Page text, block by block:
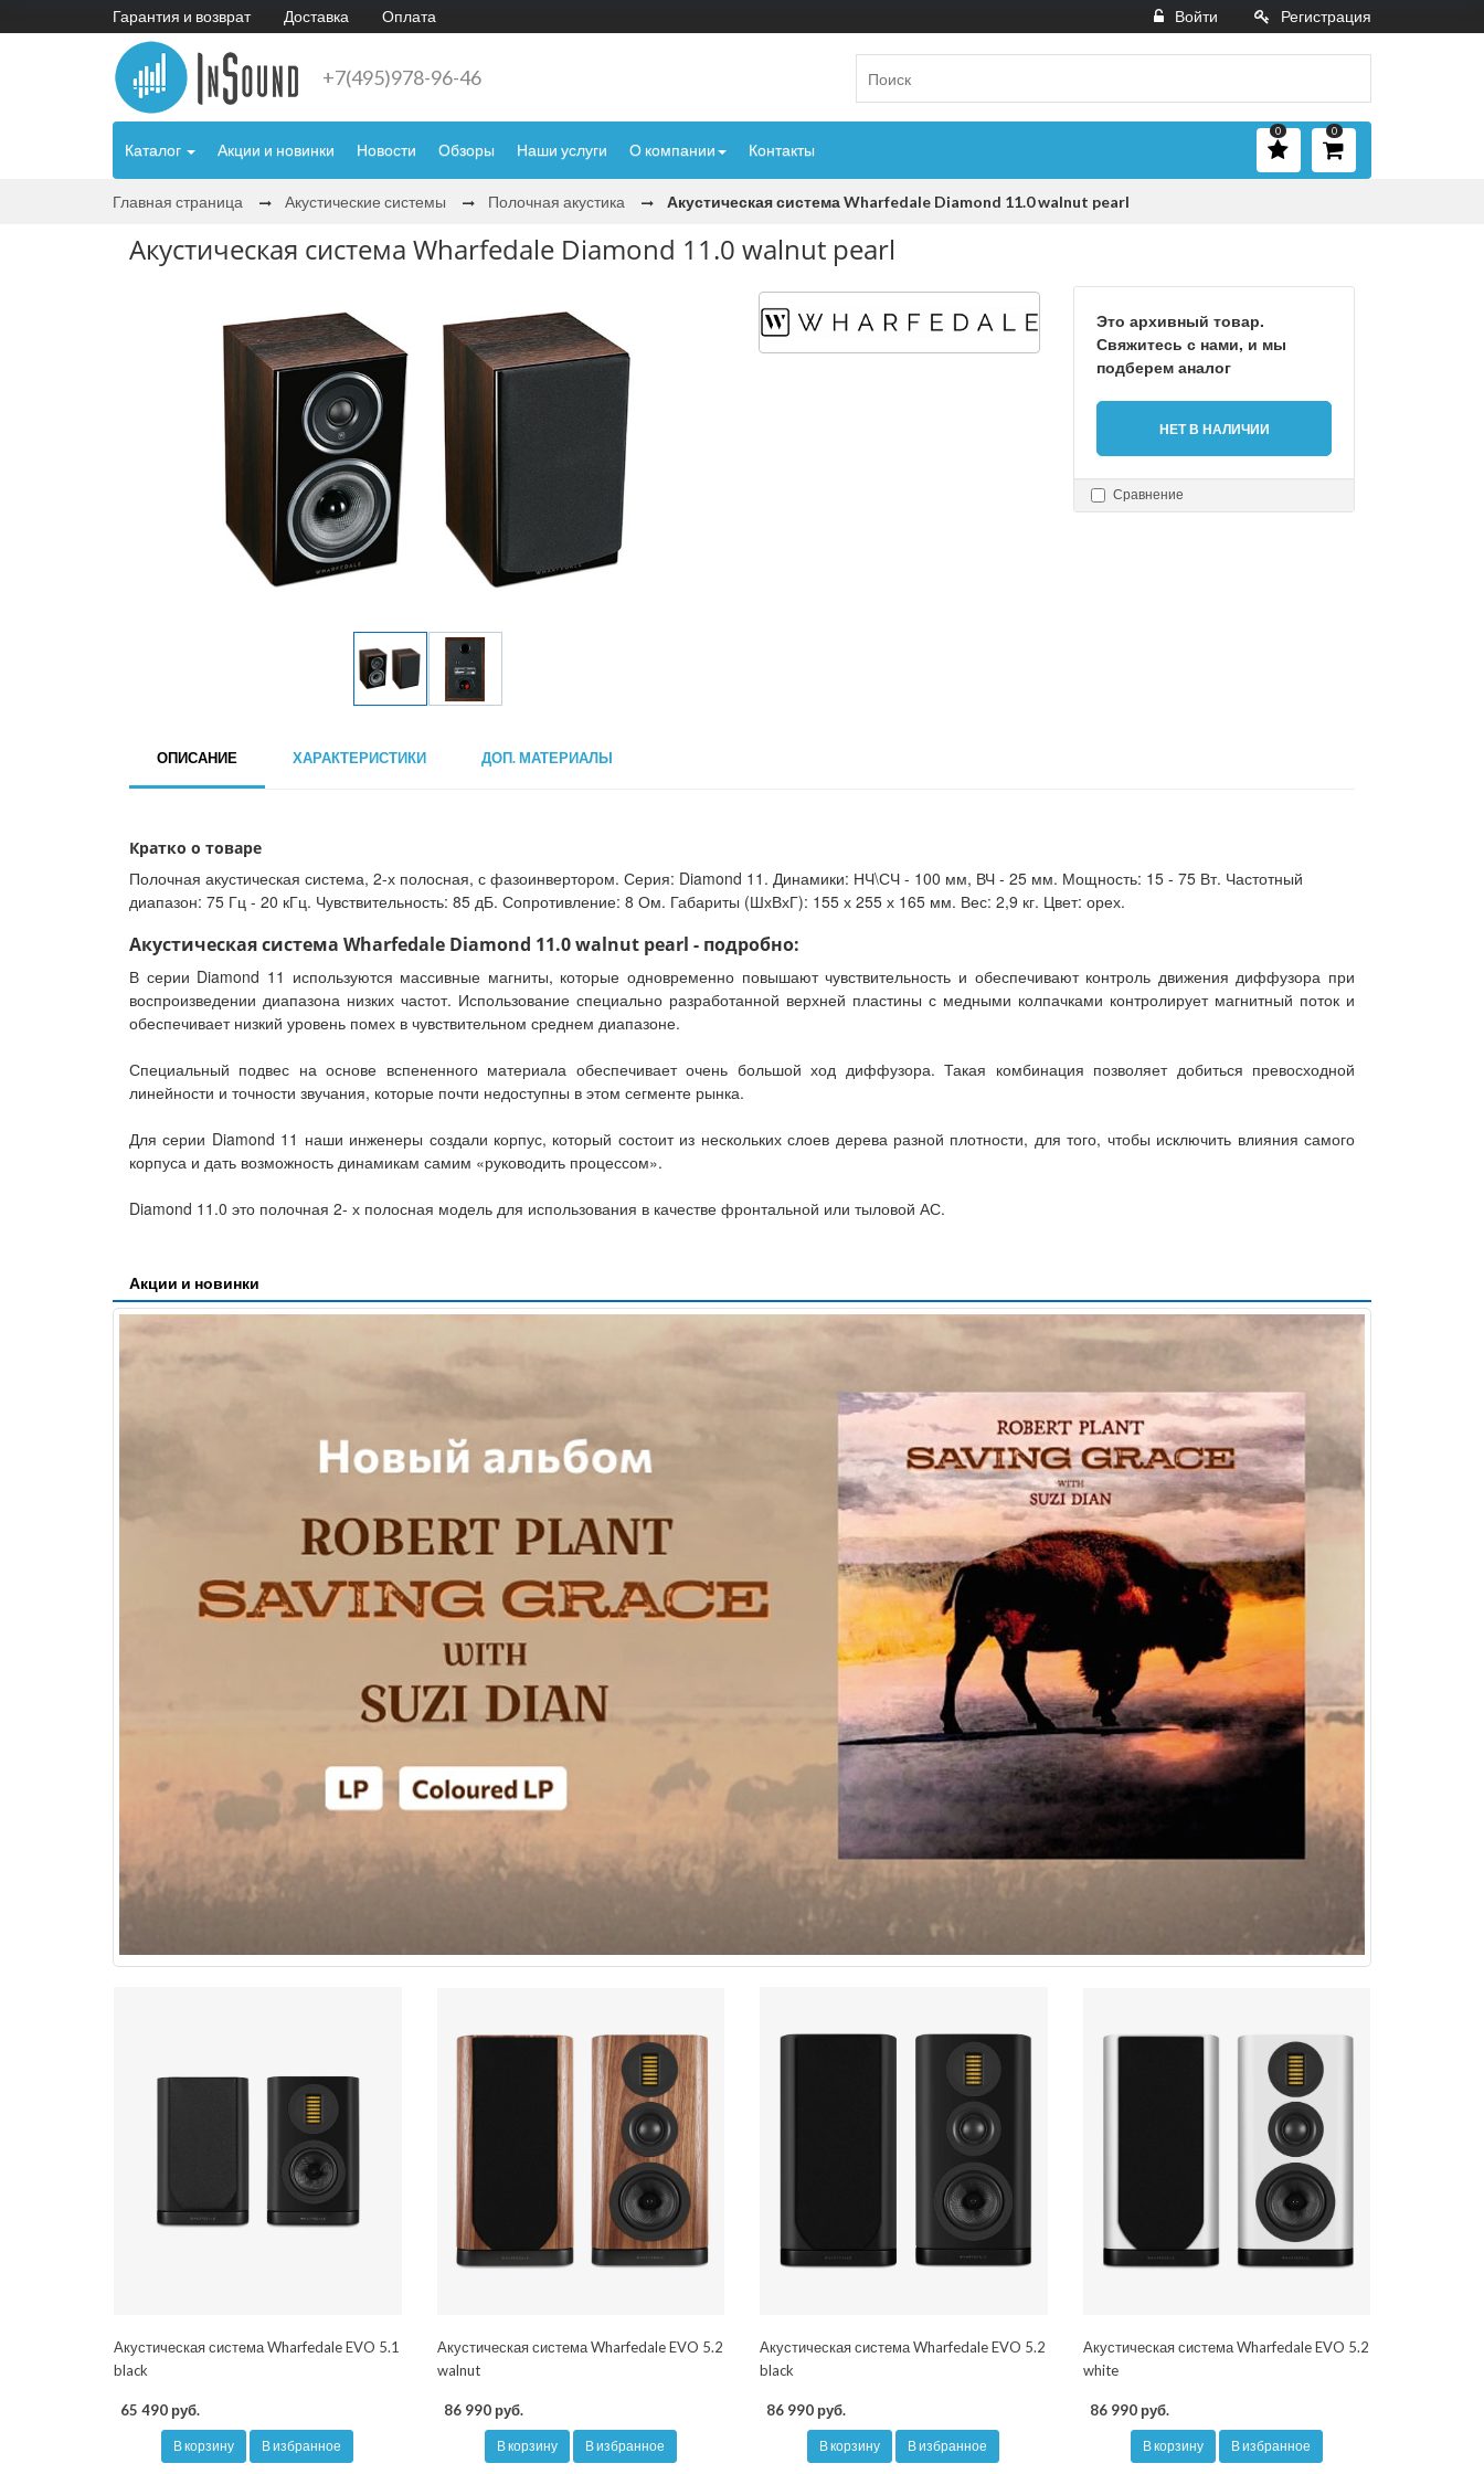
Гарантия и возврат Доставка Оплата Войти Регистрация
+7(495)978-96-46
Каталог Акции и новинки Новости Обзоры Наши услуги О компании Контакты
0
0
Главная страница Акустические системы Полочная акустика Акустическая система Wharfedale Diamond 11.0 walnut pearl
Акустическая система Wharfedale Diamond 11.0 walnut pearl
Это архивный товар.
Свяжитесь с нами, и мы
подберем аналог
НЕТ В НАЛИЧИИ
Сравнение
ОПИСАНИЕ ХАРАКТЕРИСТИКИ ДОП. МАТЕРИАЛЫ
Кратко о товаре
Полочная акустическая система, 2-х полосная, с фазоинвертором. Серия: Diamond 11. Динамики: НЧ\СЧ - 100 мм, ВЧ - 25 мм. Мощность: 15 - 75 Вт. Частотный
диапазон: 75 Гц - 20 кГц. Чувствительность: 85 дБ. Сопротивление: 8 Ом. Габариты (ШхВхГ): 155 х 255 х 165 мм. Вес: 2,9 кг. Цвет: орех.
Акустическая система Wharfedale Diamond 11.0 walnut pearl - подробно:
В серии Diamond 11 используются массивные магниты, которые одновременно повышают чувствительность и обеспечивают контроль движения диффузора при
воспроизведении диапазона низких частот. Использование специально разработанной верхней пластины с медными колпачками контролирует магнитный поток и
обеспечивает низкий уровень помех в чувствительном среднем диапазоне.
Специальный подвес на основе вспененного материала обеспечивает очень большой ход диффузора. Такая комбинация позволяет добиться превосходной
линейности и точности звучания, которые почти недоступны в этом сегменте рынка.
Для серии Diamond 11 наши инженеры создали корпус, который состоит из нескольких слоев дерева разной плотности, для того, чтобы исключить влияния самого
корпуса и дать возможность динамикам самим «руководить процессом».
Diamond 11.0 это полочная 2- х полосная модель для использования в качестве фронтальной или тыловой АС.
Акции и новинки
Акустическая система Wharfedale EVO 5.1
black
65 490 руб.
В корзину В избранное
Акустическая система Wharfedale EVO 5.2
walnut
86 990 руб.
В корзину В избранное
Акустическая система Wharfedale EVO 5.2
black
86 990 руб.
В корзину В избранное
Акустическая система Wharfedale EVO 5.2
white
86 990 руб.
В корзину В избранное